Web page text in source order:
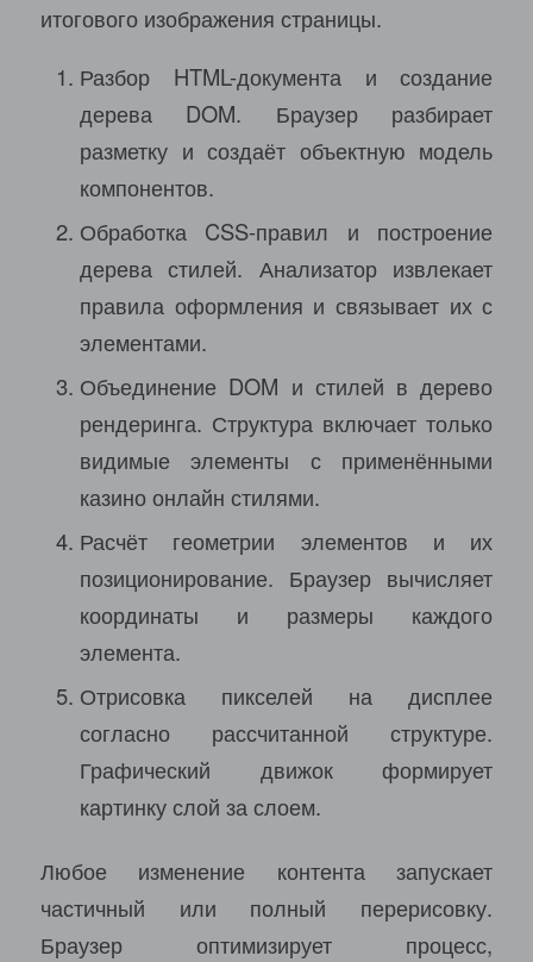
итогового изображения страницы.
Разбор HTML-документа и создание
дерева DOM. Браузер разбирает
разметку и создаёт объектную модель
компонентов.
Обработка CSS-правил и построение
дерева стилей. Анализатор извлекает
правила оформления и связывает их с
элементами.
Объединение DOM и стилей в дерево
рендеринга. Структура включает только
видимые элементы с применёнными
казино онлайн стилями.
Расчёт геометрии элементов и их
позиционирование. Браузер вычисляет
координаты и размеры каждого
элемента.
Отрисовка пикселей на дисплее
согласно рассчитанной структуре.
Графический движок формирует
картинку слой за слоем.
Любое изменение контента запускает
частичный или полный перерисовку.
Браузер оптимизирует процесс,